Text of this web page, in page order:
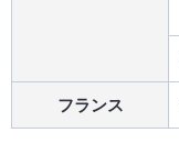
フランス